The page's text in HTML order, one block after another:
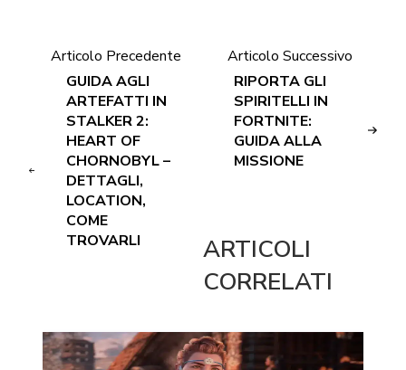
Articolo Precedente
GUIDA AGLI
ARTEFATTI IN
STALKER 2:
HEART OF
CHORNOBYL –
DETTAGLI,
LOCATION,
COME
TROVARLI
Articolo Successivo
RIPORTA GLI
SPIRITELLI IN
FORTNITE:
GUIDA ALLA
MISSIONE
ARTICOLI
CORRELATI